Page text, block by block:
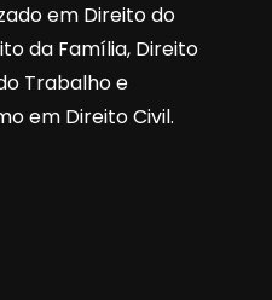
em Direito do
da Família, Direito
Trabalho e
em Direito Civil.